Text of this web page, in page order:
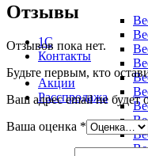
1С
Контакты
Акции
Расспродажа
Отзывы
Отзывов пока нет.
Будьте первым, кто
Ваш адрес email не будет
Ваша оценка *